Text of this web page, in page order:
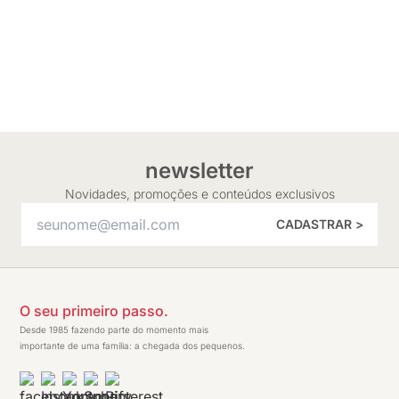
newsletter
Novidades, promoções e conteúdos exclusivos
CADASTRAR >
O seu primeiro passo.
Desde 1985 fazendo parte do momento mais
importante de uma família: a chegada dos pequenos.